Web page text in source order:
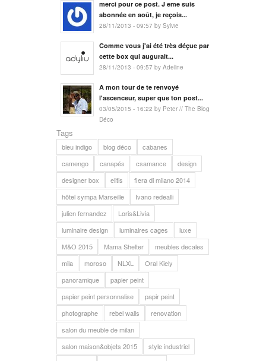
merci pour ce post. J eme suis
abonnée en août, je reçois...
28/11/2013 - 09:57 by Sylvie
Comme vous j'ai été très déçue par
cette box qui augurait...
28/11/2013 - 09:57 by Adeline
A mon tour de te renvoyé
l'ascenceur, super que ton post...
03/05/2015 - 16:22 by Peter // The Blog
Déco
Tags
bleu indigo blog déco
cabanes
camengo
canapés csamance
design
designer box
elitis
fiera di milano 2014
hôtel sympa Marseille
Ivano redealli
julien fernandez
Loris&Livia
luminaire design
luminaires cages
luxe
M&O 2015
Mama Shelter
meubles decales
mila
moroso NLXL
Oral Kiely
panoramique
papier peint
papier peint personnalise
papir peint
photographe
rebel walls
renovation
salon du meuble de milan
salon maison&objets 2015
style industriel